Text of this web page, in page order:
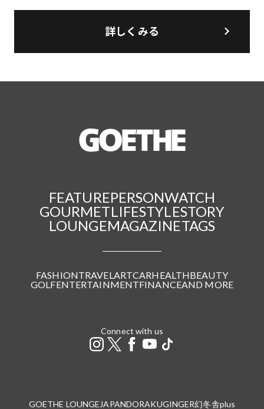
詳しくみる
FEATUREPERSONWATCH
GOURMETLIFESTYLESTORY
LOUNGEMAGAZINETAGS
FASHIONTRAVEL ARTCARHEALTHBEAUTY
GOLFENTERTAINMENTFINANCEAND MORE
Connect with us
GOETHE LOUNGE JAPANDORAKUGINGER幻冬舎plus